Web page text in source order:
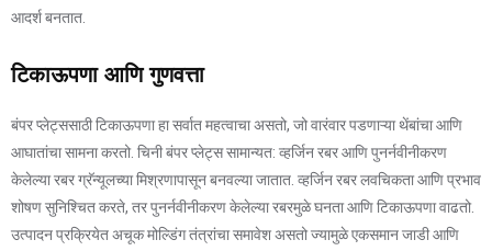
आदर्श बनतात.
टिकाऊपणा आणि गुणवत्ता
बंपर प्लेट्ससाठी टिकाऊपणा हा सर्वात महत्वाचा असतो, जो वारंवार पडणाऱ्या थेंबांचा आणि
आघातांचा सामना करतो. चिनी बंपर प्लेट्स सामान्यत: व्हर्जिन रबर आणि पुनर्नवीनीकरण
केलेल्या रबर ग्रॅन्यूलच्या मिश्रणापासून बनवल्या जातात. व्हर्जिन रबर लवचिकता आणि प्रभाव
शोषण सुनिश्चित करते, तर पुनर्नवीनीकरण केलेल्या रबरमुळे घनता आणि टिकाऊपणा वाढतो.
उत्पादन प्रक्रियेत अचूक मोल्डिंग तंत्रांचा समावेश असतो ज्यामुळे एकसमान जाडी आणि